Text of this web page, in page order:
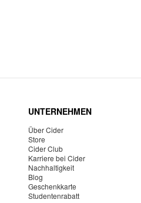
UNTERNEHMEN
Über Cider
Store
Cider Club
Karriere bei Cider
Nachhaltigkeit
Blog
Geschenkkarte
Studentenrabatt